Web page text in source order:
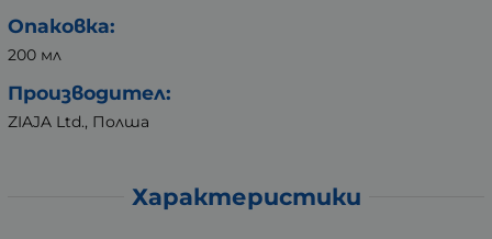
Опаковка:
200 мл
Производител:
ZIAJA Ltd., Полша
Характеристики